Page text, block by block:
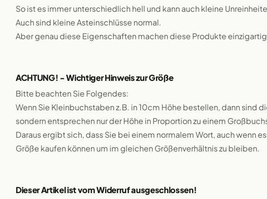
So ist es immer unterschiedlich hell und kann auch kleine
Auch sind kleine Asteinschlüsse normal.
Aber genau diese Eigenschaften machen diese Produkte
ACHTUNG! - Wichtiger Hinweis zur Größe
Bitte beachten Sie Folgendes:
Wenn Sie Kleinbuchstaben z.B. in 10cm Höhe bestellen, dann sind
sondern entsprechen nur der Höhe in Proportion zu einem
Daraus ergibt sich, dass Sie bei einem normalem Wort, auch wenn
Größe kaufen können um im gleichen Größenverhältnis zu bleiben.
Dieser Artikel ist vom Widerruf ausgeschlossen!